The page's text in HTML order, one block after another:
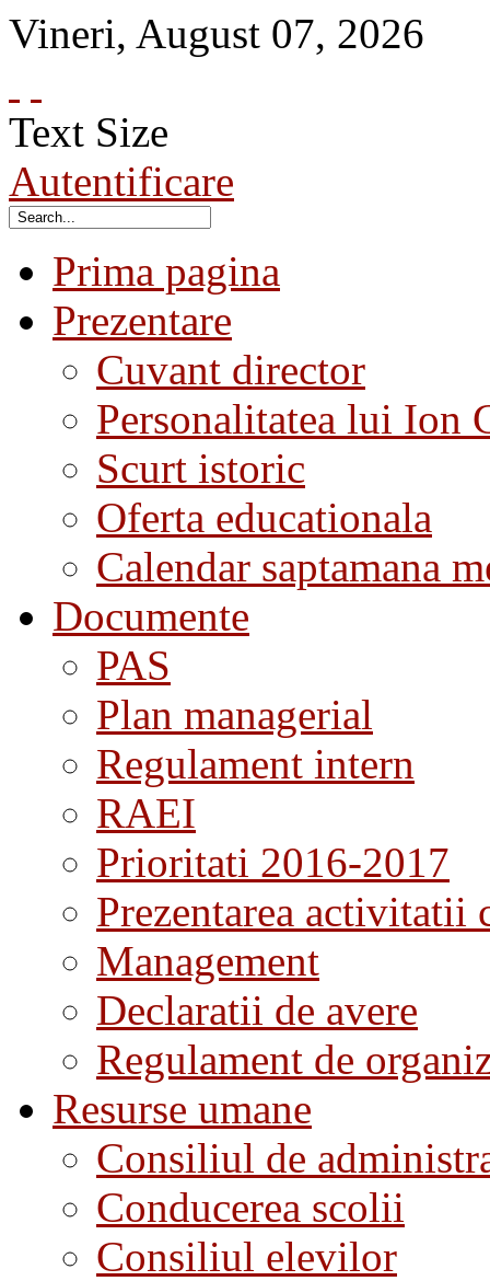
Vineri, August 07, 2026
Text Size
Autentificare
Prima pagina
Prezentare
Cuvant director
Personalitatea lui Ion
Scurt istoric
Oferta educationala
Calendar saptamana
Documente
PAS
Plan managerial
Regulament intern
RAEI
Prioritati 2016-2017
Prezentarea activitatii
Management
Declaratii de avere
Regulament de
Resurse umane
Consiliul de
Conducerea scolii
Consiliul elevilor